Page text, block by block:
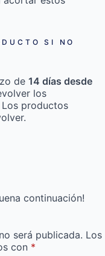
SI NO
de 14 días desde
los
productos
continuación!
será publicada. Los
con *